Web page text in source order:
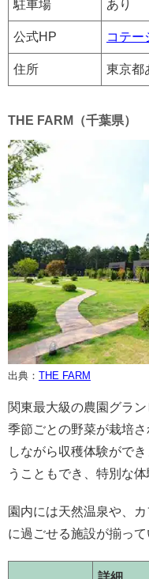
駐車場 あり
公式HP コテー
住所 東京都
THE FARM（千葉県）
出典： THE FARM
関東最大級の農園グラ
季節ごとの野菜が栽培
しながら収穫体験がで
うこともでき、特別な
園内には天然温泉や、
に過ごせる施設が揃って